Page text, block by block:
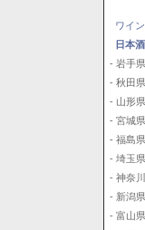
ワイ
日本酒
- 岩手県
- 秋田県
- 山形県
- 宮城県
- 福島県
- 埼玉県
- 神奈
- 新潟県
- 富山県